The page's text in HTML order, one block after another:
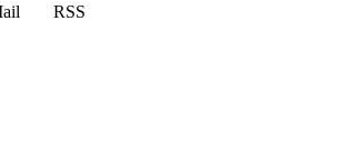
RSS